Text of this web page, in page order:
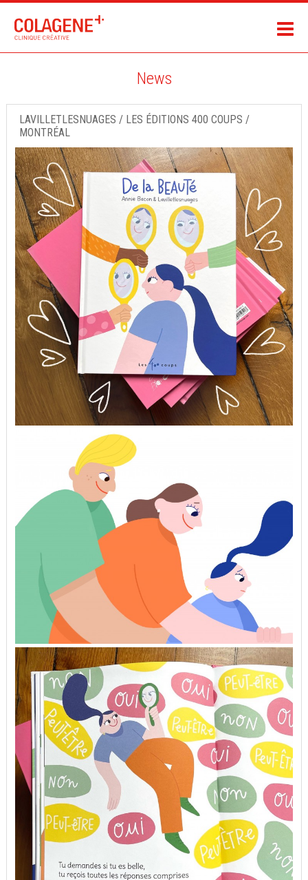
News
LAVILLETLESNUAGES / LES ÉDITIONS 400 COUPS /
MONTRÉAL